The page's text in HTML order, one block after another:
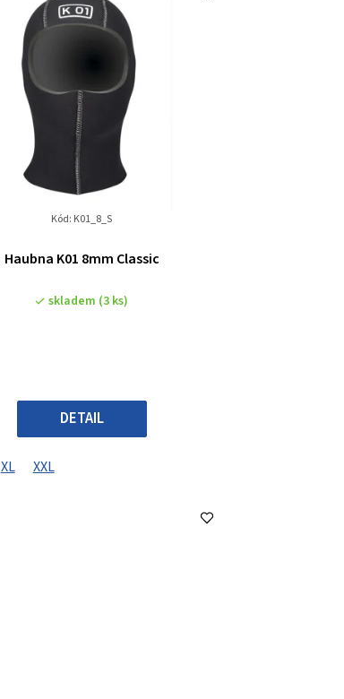
Haubna K01 8mm Classic
skladem (3 ks)
DETAIL
XL XXL
Kód: K01_8_S